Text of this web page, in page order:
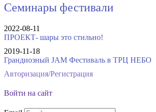
Семинары фестивали
2022-08-11
ПРОЕКТ- шары это стильно!
2019-11-18
Грандиозный JAM Фестиваль в ТРЦ НЕБО
Авторизация/Регистрация
Войти на сайт